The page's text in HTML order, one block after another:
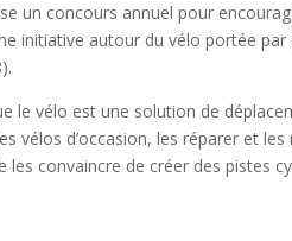
un concours annuel pour
initiative autour du vélo portée par
le vélo est une solution de
vélos d’occasion, les réparer et
les convaincre de créer des pistes